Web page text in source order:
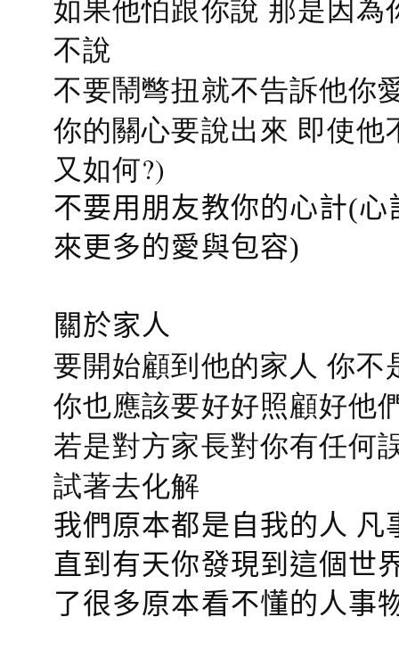
如果他怕跟你說 那是因
不說
不要鬧彆扭就不告訴他你
你的關心要說出來 即使
又如何?)
不要用朋友教你的心計(
來更多的愛與包容)
關於家人
要開始顧到他的家人 你
你也應該要好好照顧好他
若是對方家長對你有任何
試著去化解
我們原本都是自我的人
直到有天你發現到這個世
了很多原本看不懂的人事